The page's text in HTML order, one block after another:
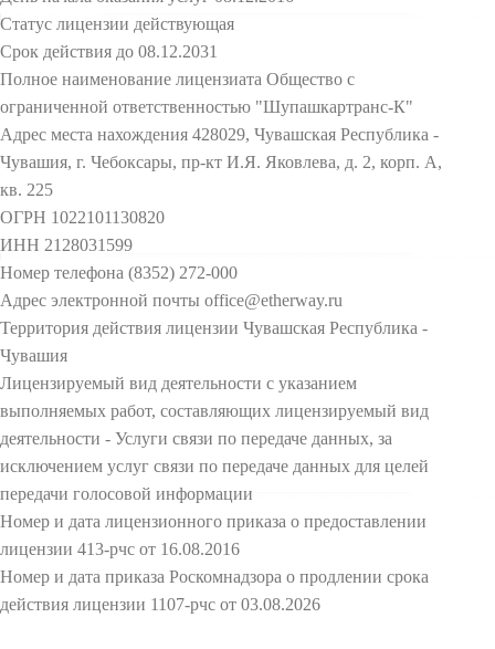
Статус лицензии действующая
Срок действия до 08.12.2031
Полное наименование лицензиата Общество с
ограниченной ответственностью "Шупашкартранс-К"
Адрес места нахождения 428029, Чувашская Республика -
Чувашия, г. Чебоксары, пр-кт И.Я. Яковлева, д. 2, корп. А,
кв. 225
ОГРН 1022101130820
ИНН 2128031599
Номер телефона (8352) 272-000
Адрес электронной почты office@etherway.ru
Территория действия лицензии Чувашская Республика -
Чувашия
Лицензируемый вид деятельности с указанием
выполняемых работ, составляющих лицензируемый вид
деятельности - Услуги связи по передаче данных, за
исключением услуг связи по передаче данных для целей
передачи голосовой информации
Номер и дата лицензионного приказа о предоставлении
лицензии 413-рчс от 16.08.2016
Номер и дата приказа Роскомнадзора о продлении срока
действия лицензии 1107-рчс от 03.08.2026